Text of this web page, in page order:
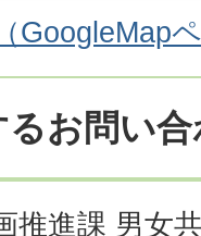
GoogleMap
お問い
推進課 男女